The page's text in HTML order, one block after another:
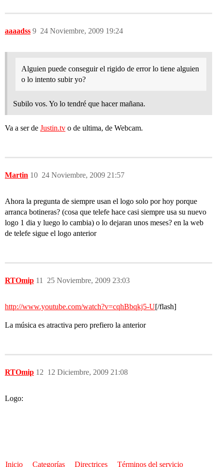
aaaadss 24 Noviembre, 2009 19:24
9
Alguien puede conseguir el rigido de error lo tiene alguien
o lo intento subir yo?
Subilo vos. Yo lo tendré que hacer mañana.
Va a ser de Justin.tv o de ultima, de Webcam.
Martin 24 Noviembre, 2009 21:57
10
Ahora la pregunta de siempre usan el logo solo por hoy porque
arranca botineras? (cosa que telefe hace casi siempre usa su nuevo
logo 1 dia y luego lo cambia) o lo dejaran unos meses? en la web
de telefe sigue el logo anterior
RTOmip 25 Noviembre, 2009 23:03
11
http://www.youtube.com/watch?v=cqhBbqkj5-U[/flash]
La música es atractiva pero prefiero la anterior
RTOmip 12 Diciembre, 2009 21:08
12
Logo:
Inicio Categorías Directrices Términos del servicio